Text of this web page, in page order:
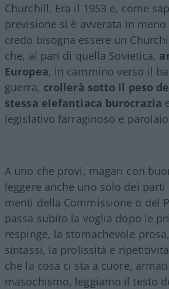
Churchill. Era il 1953 e, come
previsione si è avverata in
credo bisogna essere un
che, al pari di quella Sovietica,
Europea, in cammino verso il
guerra, crollerà sotto il peso
stessa elefantiaca burocrazia
legislativo farraginoso e
A uno che provi, magari con
leggere anche uno solo dei
menti della Commissione o del
passa subito la voglia dopo le
respinge, la stomachevole
sintassi, la prolissità e
che la cosa ci sta a cuore,
masochismo, leggiamo il testo